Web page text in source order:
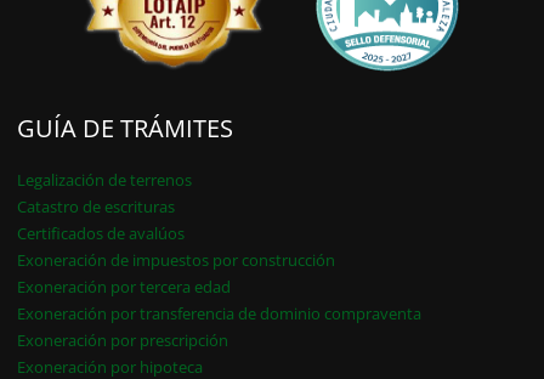
GUÍA DE TRÁMITES
Legalización de terrenos
Catastro de escrituras
Certificados de avalúos
Exoneración de impuestos por construcción
Exoneración por tercera edad
Exoneración por transferencia de dominio compraventa
Exoneración por prescripción
Exoneración por hipoteca